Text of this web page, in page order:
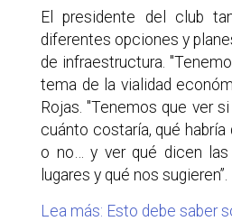
El presidente del club
diferentes opciones y
de infraestructura.
tema de la vialidad
Rojas. "Tenemos que ver
cuánto costaría, qué
o no… y ver qué dicen
lugares y qué nos sugieren”.
Lea más: Esto debe saber